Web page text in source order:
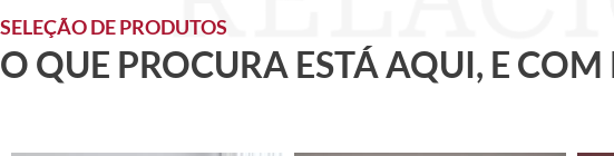
SELEÇÃO DE PRODUTOS
O QUE PROCURA ESTÁ AQUI, E